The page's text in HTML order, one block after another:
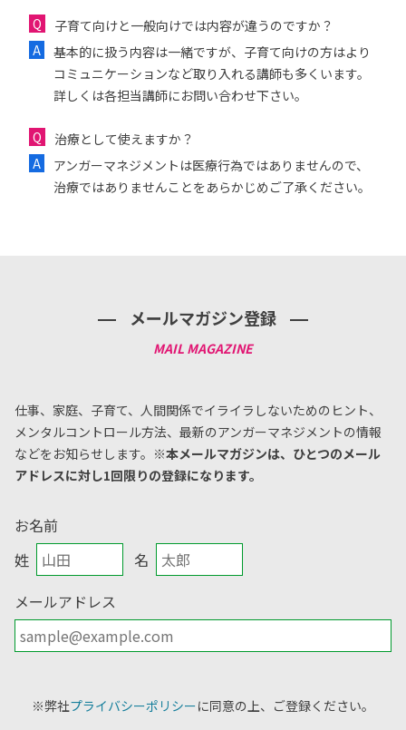
子育て向けと一般向けでは内容が違うのですか？
基本的に扱う内容は一緒ですが、子育て向けの方はより
コミュニケーションなど取り入れる講師も多くいます。
詳しくは各担当講師にお問い合わせ下さい。
治療として使えますか？
アンガーマネジメントは医療行為ではありませんので、
治療ではありませんことをあらかじめご了承ください。
メールマガジン登録
仕事、家庭、子育て、人間関係でイライラしないためのヒント、
メンタルコントロール方法、 最新のアンガーマネジメントの情報
などをお知らせします。 ※本メールマガジンは、ひとつのメール
アドレスに対し1回限りの登録になります。
お名前
姓
名
メールアドレス
※弊社プライバシーポリシーに同意の上、ご登録ください。